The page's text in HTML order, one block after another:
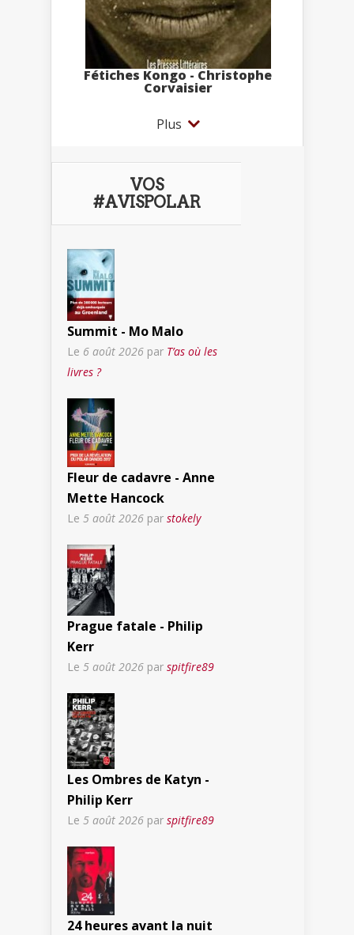
Fétiches Kongo - Christophe
Corvaisier
Plus
VOS
#AVISPOLAR
Summit - Mo Malo
Le 6 août 2026 par T’as où les
livres ?
Fleur de cadavre - Anne
Mette Hancock
Le 5 août 2026 par stokely
Prague fatale - Philip
Kerr
Le 5 août 2026 par spitfire89
Les Ombres de Katyn -
Philip Kerr
Le 5 août 2026 par spitfire89
24 heures avant la nuit